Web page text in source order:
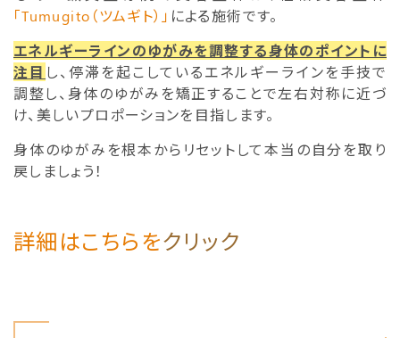
「Tumugito（ツムギト）」 による施術です。
エネルギーラインのゆがみを調整する身体のポイントに
注目 し、停滞を起こしているエネルギーラインを手技で
調整し、身体のゆがみを矯正することで左右対称に近づ
け、美しいプロポーションを目指します。
身体のゆがみを根本からリセットして本当の自分を取り
戻しましょう！
詳細はこちらをクリック